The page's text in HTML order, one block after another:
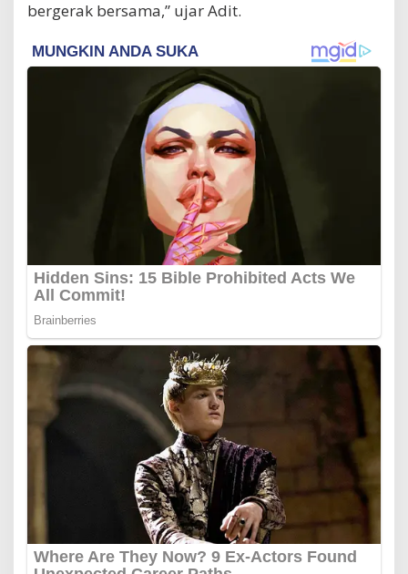
bergerak bersama,” ujar Adit.